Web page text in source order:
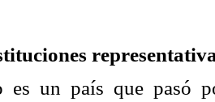
es un país que pasó